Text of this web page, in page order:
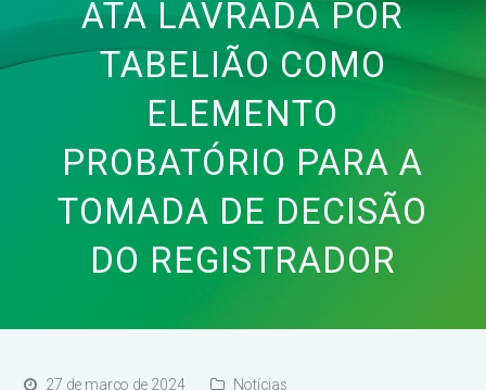
ATA LAVRADA POR
TABELIÃO COMO
ELEMENTO
PROBATÓRIO PARA A
TOMADA DE DECISÃO
DO REGISTRADOR
27 de março de 2024 Notícias